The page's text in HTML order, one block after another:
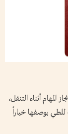
المهام أثناء التنقل،
للطي بوصفها خياراً